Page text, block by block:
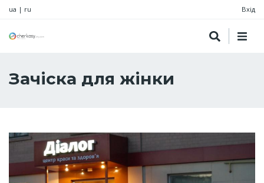
ua | ru Вхід
Зачіска для жінки